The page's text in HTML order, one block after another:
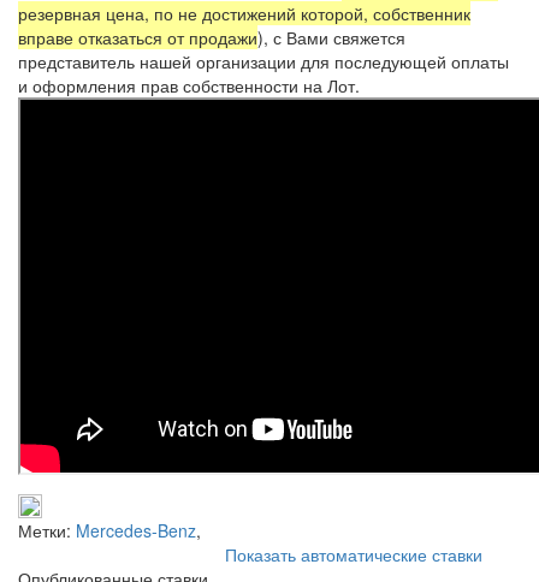
резервная цена, по не достижений которой, собственник
вправе отказаться от продажи), с Вами свяжется
представитель нашей организации для последующей оплаты
и оформления прав собственности на Лот.
Метки: Mercedes-Benz,
Показать автоматические ставки